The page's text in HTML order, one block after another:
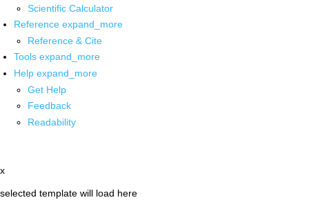
Scientific Calculator
Reference expand_more
Reference & Cite
Tools expand_more
Help expand_more
Get Help
Feedback
Readability
x
selected template will load here